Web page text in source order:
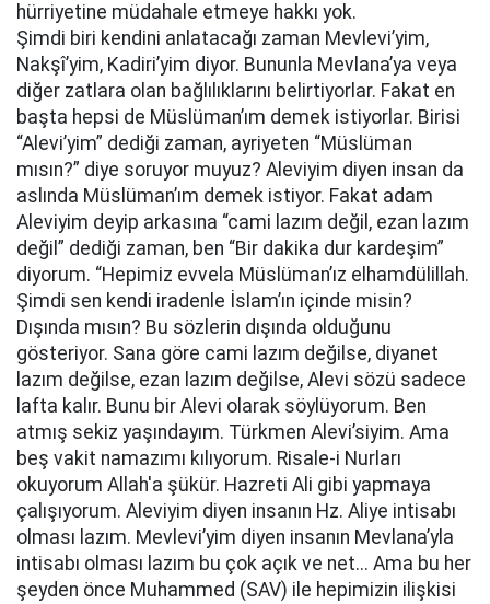
hürriyetine müdahale etmeye hakkı yok.
Şimdi biri kendini anlatacağı zaman Mevlevi’yim,
Nakşî’yim, Kadiri’yim diyor. Bununla Mevlana’ya veya
diğer zatlara olan bağlılıklarını belirtiyorlar. Fakat en
başta hepsi de Müslüman’ım demek istiyorlar. Birisi
“Alevi’yim” dediği zaman, ayriyeten “Müslüman
mısın?” diye soruyor muyuz? Aleviyim diyen insan da
aslında Müslüman’ım demek istiyor. Fakat adam
Aleviyim deyip arkasına “cami lazım değil, ezan lazım
değil” dediği zaman, ben “Bir dakika dur kardeşim”
diyorum. “Hepimiz evvela Müslüman’ız elhamdülillah.
Şimdi sen kendi iradenle İslam’ın içinde misin?
Dışında mısın? Bu sözlerin dışında olduğunu
gösteriyor. Sana göre cami lazım değilse, diyanet
lazım değilse, ezan lazım değilse, Alevi sözü sadece
lafta kalır. Bunu bir Alevi olarak söylüyorum. Ben
atmış sekiz yaşındayım. Türkmen Alevi’siyim. Ama
beş vakit namazımı kılıyorum. Risale-i Nurları
okuyorum Allah'a şükür. Hazreti Ali gibi yapmaya
çalışıyorum. Aleviyim diyen insanın Hz. Aliye intisabı
olması lazım. Mevlevi’yim diyen insanın Mevlana’yla
intisabı olması lazım bu çok açık ve net... Ama bu her
şeyden önce Muhammed (SAV) ile hepimizin ilişkisi